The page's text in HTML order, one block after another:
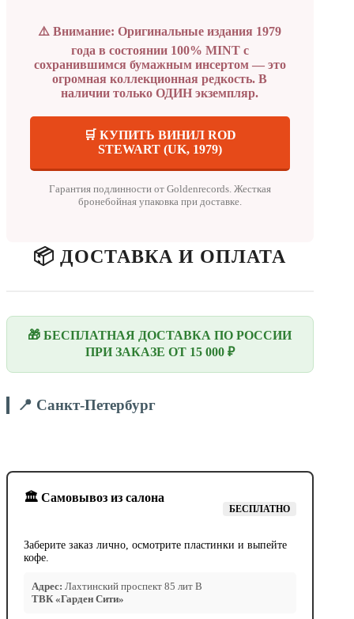
⚠️ Внимание: Оригинальные издания 1979
года в состоянии 100% MINT с
сохранившимся бумажным инсертом — это
огромная коллекционная редкость. В
наличии только ОДИН экземпляр.
🛒 КУПИТЬ ВИНИЛ ROD
STEWART (UK, 1979)
Гарантия подлинности от Goldenrecords. Жесткая
бронебойная упаковка при доставке.
📦 ДОСТАВКА И ОПЛАТА
🎁 БЕСПЛАТНАЯ ДОСТАВКА ПО РОССИИ
ПРИ ЗАКАЗЕ ОТ 15 000 ₽
📍 Санкт-Петербург
🏛️ Самовывоз из салона
БЕСПЛАТНО
Заберите заказ лично, осмотрите пластинки и выпейте
кофе.
Адрес: Лахтинский проспект 85 лит В
ТВК «Гарден Сити»